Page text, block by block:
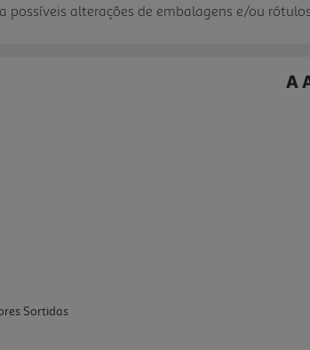
possíveis alterações de embalagens e/ou
A
Sortidas